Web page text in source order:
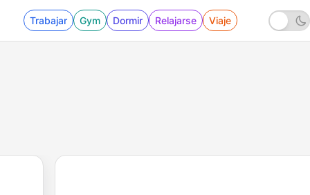
Trabajar Gym Dormir Relajarse Viaje